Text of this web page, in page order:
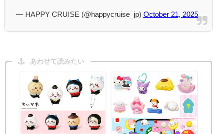
— HAPPY CRUISE (@happycruise_jp) October 21, 2025
あわせて読みたい